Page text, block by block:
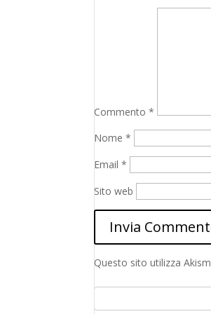
Commento*
Nome*
Email*
Sito web
Questo sito utilizza